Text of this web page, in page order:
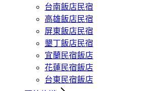
台南飯店民宿
高雄飯店民宿
屏東飯店民宿
墾丁飯店民宿
宜蘭民宿飯店
花蓮民宿飯店
台東民宿飯店